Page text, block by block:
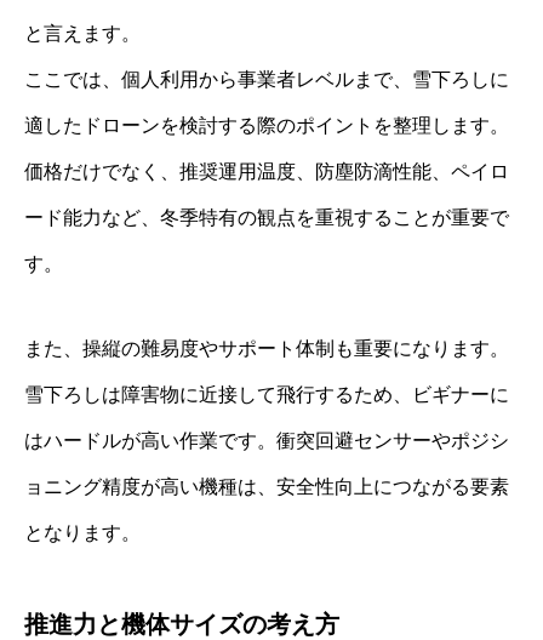
と言えます。
ここでは、個人利用から事業者レベルまで、雪下ろしに
適したドローンを検討する際のポイントを整理します。
価格だけでなく、推奨運用温度、防塵防滴性能、ペイロ
ード能力など、冬季特有の観点を重視することが重要で
す。
また、操縦の難易度やサポート体制も重要になります。
雪下ろしは障害物に近接して飛行するため、ビギナーに
はハードルが高い作業です。衝突回避センサーやポジシ
ョニング精度が高い機種は、安全性向上につながる要素
となります。
推進力と機体サイズの考え方